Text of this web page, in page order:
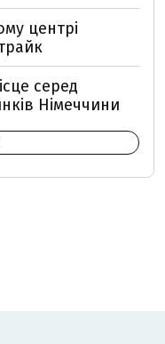
центрі
серед
Німеччини